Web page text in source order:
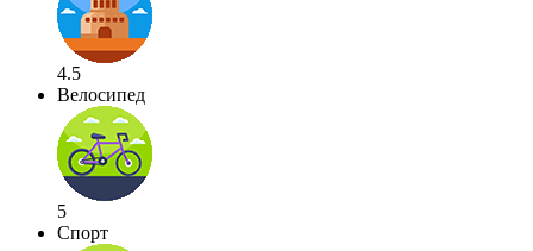
4.5
Велосипед
5
Спорт